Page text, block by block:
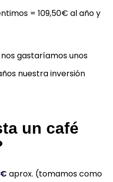
= 109,50€ al año y
gastaríamos unos
nuestra inversión
un café
aprox. (tomamos como